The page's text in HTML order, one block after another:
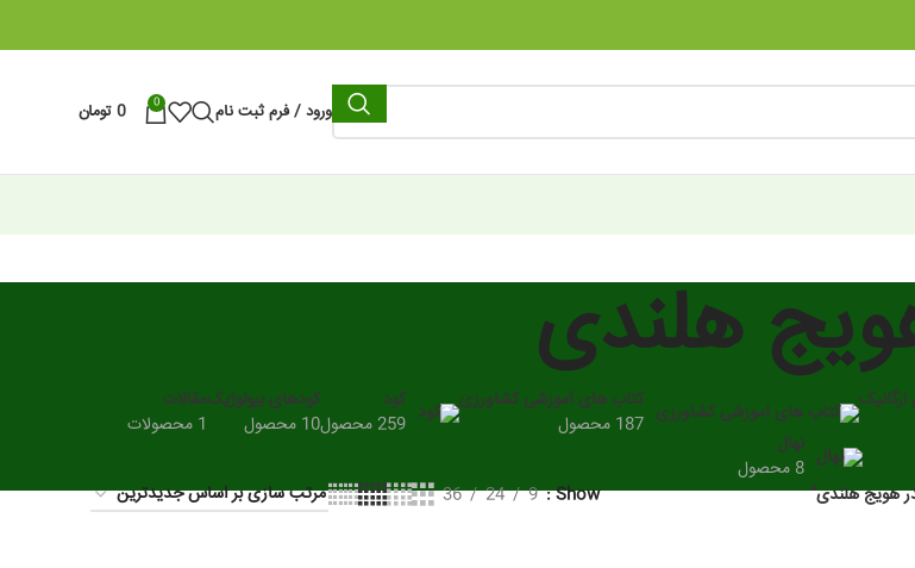
ورود / فرم ثبت نام 0
0 تومان
هلندی
کتاب های آموزشی کشاورزی
187 محصول
کود
259 محصول
کودهای بیولوژیک
10 محصول
مقالات
1 محصولات
نهال
8 محصول
هویج هلندی” Show
9
24
36